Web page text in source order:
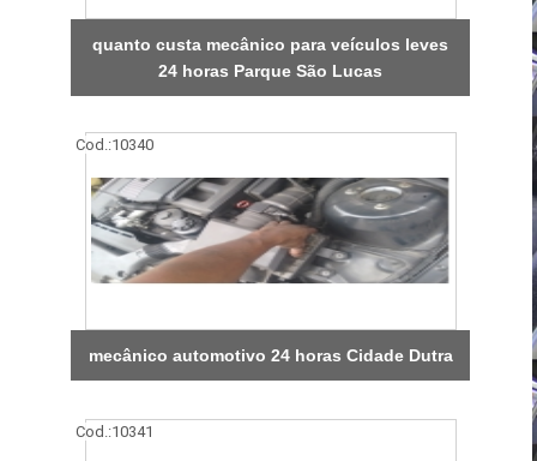
quanto custa mecânico para veículos leves
24 horas Parque São Lucas
Cod.:10340
mecânico automotivo 24 horas Cidade Dutra
Cod.:10341